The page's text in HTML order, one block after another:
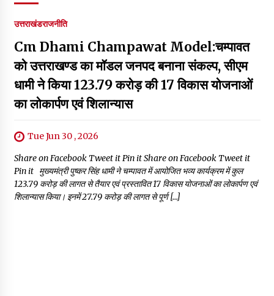
उत्तराखंडराजनीति
Cm Dhami Champawat Model:चम्पावत
को उत्तराखण्ड का मॉडल जनपद बनाना संकल्प, सीएम
धामी ने किया ₹123.79 करोड़ की 17 विकास योजनाओं
का लोकार्पण एवं शिलान्यास
Tue Jun 30 , 2026
Share on Facebook Tweet it Pin it Share on Facebook Tweet it
Pin it मुख्यमंत्री पुष्कर सिंह धामी ने चम्पावत में आयोजित भव्य कार्यक्रम में कुल
₹123.79 करोड़ की लागत से तैयार एवं प्रस्तावित 17 विकास योजनाओं का लोकार्पण एवं
शिलान्यास किया। इनमें ₹27.79 करोड़ की लागत से पूर्ण […]